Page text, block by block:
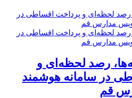
رصد لحظه‌ای و
در سامانه هوشمند
قم